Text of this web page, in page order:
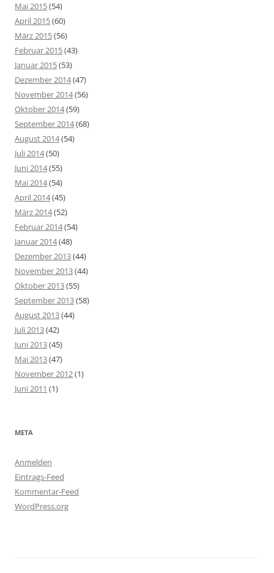
Mai 2015(54)
April 2015(60)
März 2015(56)
Februar 2015(43)
Januar 2015(53)
Dezember 2014(47)
November 2014(56)
Oktober 2014(59)
September 2014(68)
August 2014(54)
Juli 2014(50)
Juni 2014(55)
Mai 2014(54)
April 2014(45)
März 2014(52)
Februar 2014(54)
Januar 2014(48)
Dezember 2013(44)
November 2013(44)
Oktober 2013(55)
September 2013(58)
August 2013(44)
Juli 2013(42)
Juni 2013(45)
Mai 2013(47)
November 2012(1)
Juni 2011 (1)
META
Anmelden
Eintrags-Feed
Kommentar-Feed
WordPress.org